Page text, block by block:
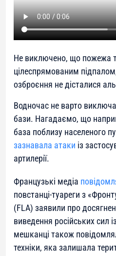
Не виключено, що пожежа
цілеспрямованим
озброєння не дісталися
Водночас не варто
бази. Нагадаємо, що
база поблизу населеного
зазнавала атаки із
артилерії.
Французькі медіа
повстанці-туареги з
(FLA) заявили про
виведення російських сил
мешканці також
техніки, яка залишала